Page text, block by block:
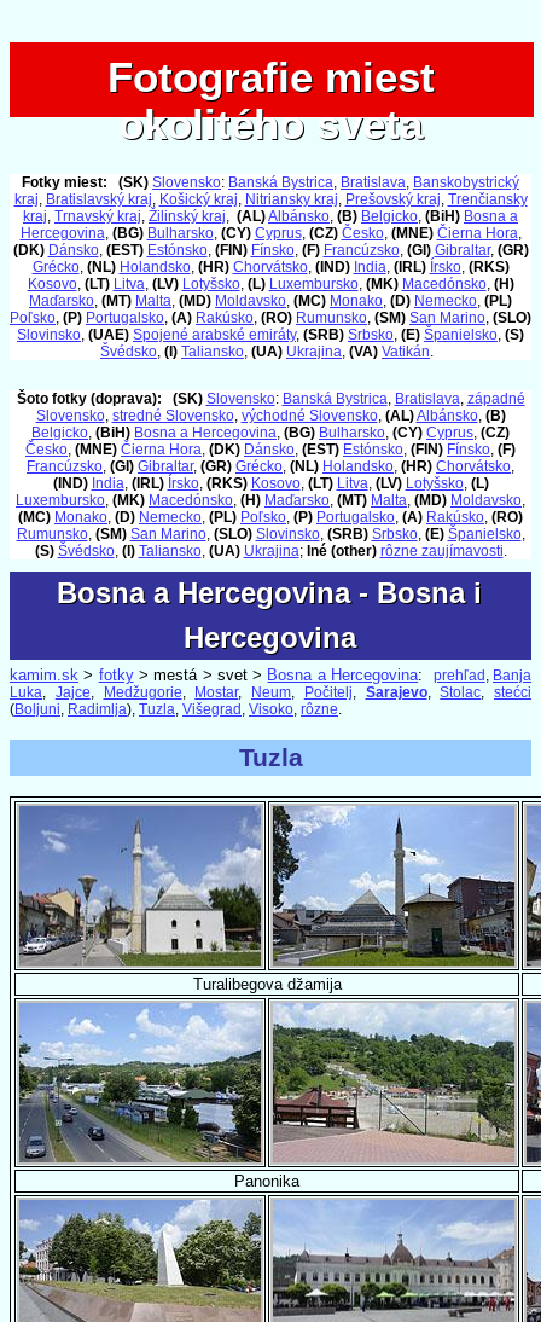
Fotografie miest
okolitého sveta
Fotografie miest
okolitého sveta
Fotky miest: (SK) Slovensko: Banská Bystrica, Bratislava, Banskobystrický
kraj, Bratislavský kraj, Košický kraj, Nitriansky kraj, Prešovský kraj, Trenčiansky
kraj, Trnavský kraj, Žilinský kraj, (AL)Albánsko, (B) Belgicko, (BiH) Bosna a
Hercegovina, (BG) Bulharsko, (CY) Cyprus, (CZ) Česko, (MNE) Čierna Hora,
(DK) Dánsko, (EST) Estónsko, (FIN) Fínsko, (F) Francúzsko, (GI) Gibraltar, (GR)
Grécko, (NL) Holandsko, (HR) Chorvátsko, (IND) India, (IRL) Írsko, (RKS)
Kosovo, (LT) Litva, (LV) Lotyšsko, (L) Luxembursko, (MK) Macedónsko, (H)
Maďarsko, (MT) Malta, (MD) Moldavsko, (MC) Monako, (D) Nemecko, (PL)
Poľsko, (P) Portugalsko, (A) Rakúsko, (RO) Rumunsko, (SM) San Marino, (SLO)
Slovinsko, (UAE) Spojené arabské emiráty, (SRB) Srbsko, (E) Španielsko, (S)
Švédsko, (I) Taliansko, (UA) Ukrajina, (VA) Vatikán.
Šoto fotky (doprava): (SK) Slovensko: Banská Bystrica, Bratislava, západné
Slovensko, stredné Slovensko, východné Slovensko, (AL)Albánsko, (B)
Belgicko, (BiH) Bosna a Hercegovina, (BG) Bulharsko, (CY) Cyprus, (CZ)
Česko, (MNE) Čierna Hora, (DK) Dánsko, (EST) Estónsko, (FIN) Fínsko, (F)
Francúzsko, (GI) Gibraltar, (GR) Grécko, (NL) Holandsko, (HR) Chorvátsko,
(IND) India, (IRL) Írsko, (RKS) Kosovo, (LT) Litva, (LV) Lotyšsko, (L)
Luxembursko, (MK) Macedónsko, (H) Maďarsko, (MT) Malta, (MD) Moldavsko,
(MC) Monako, (D) Nemecko, (PL) Poľsko, (P) Portugalsko, (A) Rakúsko, (RO)
Rumunsko, (SM) San Marino, (SLO) Slovinsko, (SRB) Srbsko, (E) Španielsko,
(S) Švédsko, (I) Taliansko, (UA) Ukrajina; Iné (other) rôzne zaujímavosti.
Bosna a Hercegovina - Bosna i
Hercegovina
Bosna a Hercegovina - Bosna i
Hercegovina
kamim.sk > fotky> mestá > svet > Bosna a Hercegovina: prehľad , Banja
Luka, Jajce, Medžugorie, Mostar, Neum, Počitelj, Sarajevo,Stolac, stećci
(Boljuni, Radimlja), Tuzla, Višegrad , Visoko, rôzne.
Tuzla
Turalibegova džamija
Panonika